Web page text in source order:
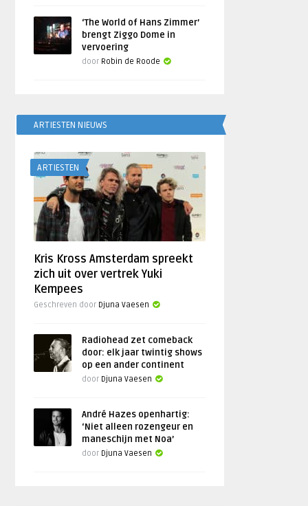
‘The World of Hans Zimmer’
brengt Ziggo Dome in
vervoering
door Robin de Roode
ARTIESTEN NIEUWS
ARTIESTEN
Kris Kross Amsterdam spreekt
zich uit over vertrek Yuki
Kempees
Geschreven door Djuna Vaesen
Radiohead zet comeback
door: elk jaar twintig shows
op een ander continent
door Djuna Vaesen
André Hazes openhartig:
‘Niet alleen rozengeur en
maneschijn met Noa’
door Djuna Vaesen